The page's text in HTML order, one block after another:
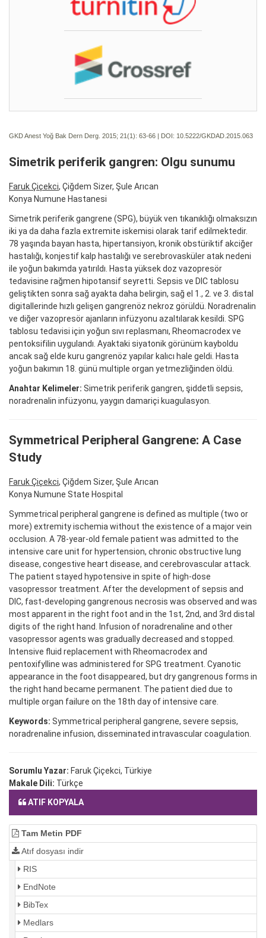
GKD Anest Yoğ Bak Dern Derg. 2015; 21(1): 63-66 | DOI: 10.5222/GKDAD.2015.063
Simetrik periferik gangren: Olgu sunumu
Faruk Çiçekci, Çiğdem Sizer, Şule Arıcan
Konya Numune Hastanesi
Simetrik periferik gangrene (SPG), büyük ven tıkanıklığı olmaksızın
iki ya da daha fazla extremite iskemisi olarak tarif edilmektedir.
78 yaşında bayan hasta, hipertansiyon, kronik obstüriktif akciğer
hastalığı, konjestif kalp hastalığı ve serebrovasküler atak nedeni
ile yoğun bakımda yatırıldı. Hasta yüksek doz vazopresör
tedavisine rağmen hipotansif seyretti. Sepsis ve DIC tablosu
geliştikten sonra sağ ayakta daha belirgin, sağ el 1., 2. ve 3. distal
digitallerinde hızlı gelişen gangrenöz nekroz görüldü. Noradrenalin
ve diğer vazopresör ajanların infüzyonu azaltılarak kesildi. SPG
tablosu tedavisi için yoğun sıvı replasmanı, Rheomacrodex ve
pentoksifilin uygulandı. Ayaktaki siyatonik görünüm kayboldu
ancak sağ elde kuru gangrenöz yapılar kalıcı hale geldi. Hasta
yoğun bakımın 18. günü multiple organ yetmezliğinden öldü.
Anahtar Kelimeler: Simetrik periferik gangren, şiddetli sepsis,
noradrenalin infüzyonu, yaygın damariçi kuagulasyon.
Symmetrical Peripheral Gangrene: A Case
Study
Faruk Çiçekci, Çiğdem Sizer, Şule Arıcan
Konya Numune State Hospital
Symmetrical peripheral gangrene is defined as multiple (two or
more) extremity ischemia without the existence of a major vein
occlusion. A 78-year-old female patient was admitted to the
intensive care unit for hypertension, chronic obstructive lung
disease, congestive heart disease, and cerebrovascular attack.
The patient stayed hypotensive in spite of high-dose
vasopressor treatment. After the development of sepsis and
DIC, fast-developing gangrenous necrosis was observed and was
most apparent in the right foot and in the 1st, 2nd, and 3rd distal
digits of the right hand. Infusion of noradrenaline and other
vasopressor agents was gradually decreased and stopped.
Intensive fluid replacement with Rheomacrodex and
pentoxifylline was administered for SPG treatment. Cyanotic
appearance in the foot disappeared, but dry gangrenous forms in
the right hand became permanent. The patient died due to
multiple organ failure on the 18th day of intensive care.
Keywords: Symmetrical peripheral gangrene, severe sepsis,
noradrenaline infusion, disseminated intravascular coagulation.
Sorumlu Yazar: Faruk Çiçekci, Türkiye
Makale Dili: Türkçe
ATIF KOPYALA
Tam Metin PDF
Atıf dosyası indir
RIS
EndNote
BibTex
Medlars